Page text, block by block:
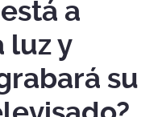
a
luz y
su